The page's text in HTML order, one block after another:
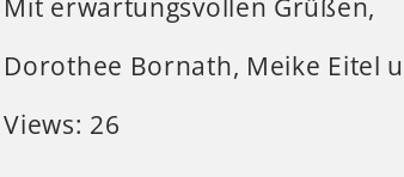
Dorothee Bornath, Meike Eitel
Views: 26